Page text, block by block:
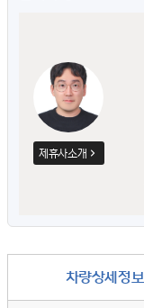
제휴사소개
차량상세정보